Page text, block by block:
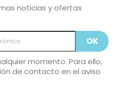
noticias y ofertas
momento. Para ello,
de contacto en el aviso